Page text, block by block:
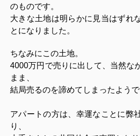
のものです。
大きな土地は明らかに見当はずれ
とになりました。
ちなみにこの土地。
4000万円で売りに出して、当然な
まま、
結局売るのを諦めてしまったようで
アパートの方は、幸運なことに弊
り、